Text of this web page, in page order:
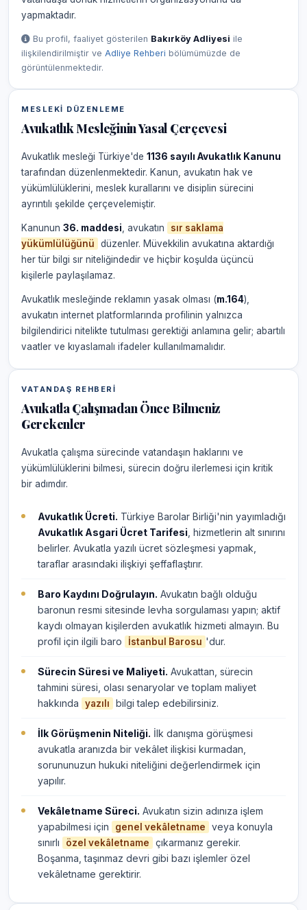
yapmaktadır.
Bu profil, faaliyet gösterilen Bakırköy Adliyesi ile
ilişkilendirilmiştir ve Adliye Rehberi bölümümüzde de
görüntülenmektedir.
MESLEKI DÜZENLEME
Avukatlık Mesleğinin Yasal Çerçevesi
Avukatlık mesleği Türkiye'de 1136 sayılı Avukatlık Kanunu
tarafından düzenlenmektedir. Kanun, avukatın hak ve
yükümlülüklerini, meslek kurallarını ve disiplin sürecini
ayrıntılı şekilde çerçevelemiştir.
Kanunun 36. maddesi , avukatın
sır saklama
yükümlülüğünü
düzenler. Müvekkilin avukatına aktardığı
her tür bilgi sır niteliğindedir ve hiçbir koşulda üçüncü
kişilerle paylaşılamaz.
Avukatlık mesleğinde reklamın yasak olması (m.164),
avukatın internet platformlarında profilinin yalnızca
bilgilendirici nitelikte tutulması gerektiği anlamına gelir; abartılı
vaatler ve kıyaslamalı ifadeler kullanılmamalıdır.
VATANDAŞ REHBERI
Avukatla Çalışmadan Önce Bilmeniz
Gerekenler
Avukatla çalışma sürecinde vatandaşın haklarını ve
yükümlülüklerini bilmesi, sürecin doğru ilerlemesi için kritik
bir adımdır.
Avukatlık Ücreti. Türkiye Barolar Birliği'nin yayımladığı
Avukatlık Asgari Ücret Tarifesi , hizmetlerin alt sınırını
belirler. Avukatla yazılı ücret sözleşmesi yapmak,
taraflar arasındaki ilişkiyi şeffaflaştırır.
Baro Kaydını Doğrulayın. Avukatın bağlı olduğu
baronun resmi sitesinde levha sorgulaması yapın; aktif
kaydı olmayan kişilerden avukatlık hizmeti almayın. Bu
profil için ilgili baro
İstanbul Barosu 'dur.
Sürecin Süresi ve Maliyeti. Avukattan, sürecin
tahmini süresi, olası senaryolar ve toplam maliyet
hakkında
yazılı bilgi talep edebilirsiniz.
İlk Görüşmenin Niteliği. İlk danışma görüşmesi
avukatla aranızda bir vekâlet ilişkisi kurmadan,
sorununuzun hukuki niteliğini değerlendirmek için
yapılır.
Vekâletname Süreci. Avukatın sizin adınıza işlem
yapabilmesi için
genel vekâletname
veya konuyla
sınırlı
özel vekâletname
çıkarmanız gerekir.
Boşanma, taşınmaz devri gibi bazı işlemler özel
vekâletname gerektirir.